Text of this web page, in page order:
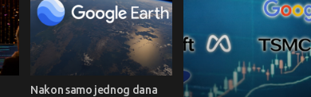
Nakon samo jednog dana